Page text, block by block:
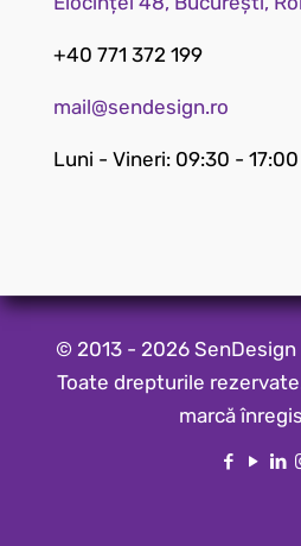
+40 771 372 199
mail@sendesign.ro
Luni - Vineri: 09:30 - 17:00
© 2013 - 2026
Toate drepturile
marcă